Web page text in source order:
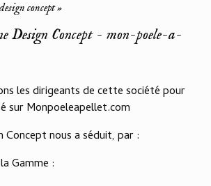
concept »
Design Concept - mon-poele-a-
les dirigeants de cette société pour
sur Monpoeleapellet.com
Concept nous a séduit, par :
Gamme :